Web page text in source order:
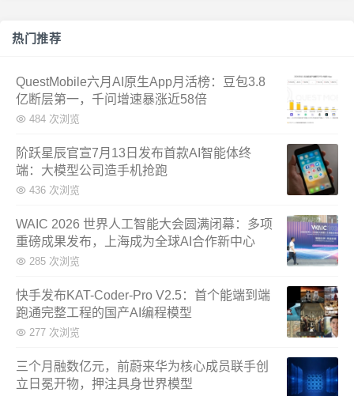
热门推荐
QuestMobile六月AI原生App月活榜：豆包3.8
亿断层第一，千问增速暴涨近58倍
484 次浏览
阶跃星辰官宣7月13日发布首款AI智能体终
端：大模型公司造手机抢跑
436 次浏览
WAIC 2026 世界人工智能大会圆满闭幕：多项
重磅成果发布，上海成为全球AI合作新中心
285 次浏览
快手发布KAT-Coder-Pro V2.5：首个能端到端
跑通完整工程的国产AI编程模型
277 次浏览
三个月融数亿元，前蔚来华为核心成员联手创
立日冕开物，押注具身世界模型